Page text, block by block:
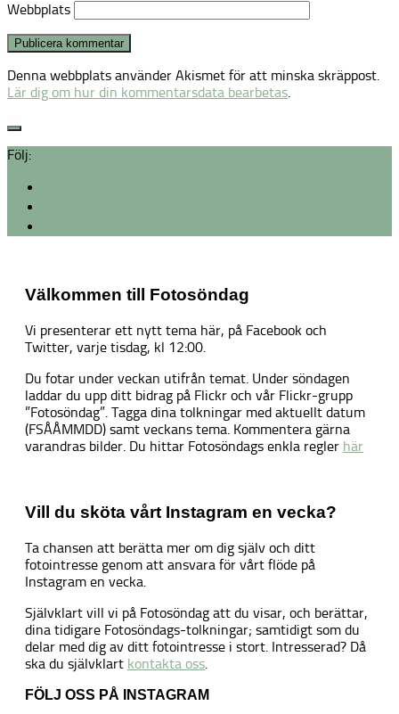
Webbplats
Denna webbplats använder Akismet för att minska skräppost.
Lär dig om hur din kommentarsdata bearbetas.
Följ:
Välkommen till Fotosöndag
Vi presenterar ett nytt tema här, på Facebook och
Twitter, varje tisdag, kl 12:00.
Du fotar under veckan utifrån temat. Under söndagen
laddar du upp ditt bidrag på Flickr och vår Flickr-grupp
”Fotosöndag”. Tagga dina tolkningar med aktuellt datum
(FSÅÅMMDD) samt veckans tema. Kommentera gärna
varandras bilder. Du hittar Fotosöndags enkla regler här
Vill du sköta vårt Instagram en vecka?
Ta chansen att berätta mer om dig själv och ditt
fotointresse genom att ansvara för vårt flöde på
Instagram en vecka.
Självklart vill vi på Fotosöndag att du visar, och berättar,
dina tidigare Fotosöndags-tolkningar; samtidigt som du
delar med dig av ditt fotointresse i stort. Intresserad? Då
ska du självklart kontakta oss.
FÖLJ OSS PÅ INSTAGRAM